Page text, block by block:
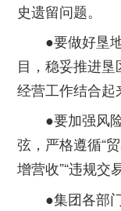
史遗留问题。
●要做好垦地
目，稳妥推进
经营工作结合起
●要加强风险
弦，严格遵循“
增营收”“违规交
●集团各部门